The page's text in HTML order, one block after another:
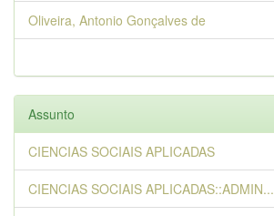
Oliveira, Antonio Gonçalves de
Assunto
CIENCIAS SOCIAIS APLICADAS
CIENCIAS SOCIAIS APLICADAS::ADMIN...